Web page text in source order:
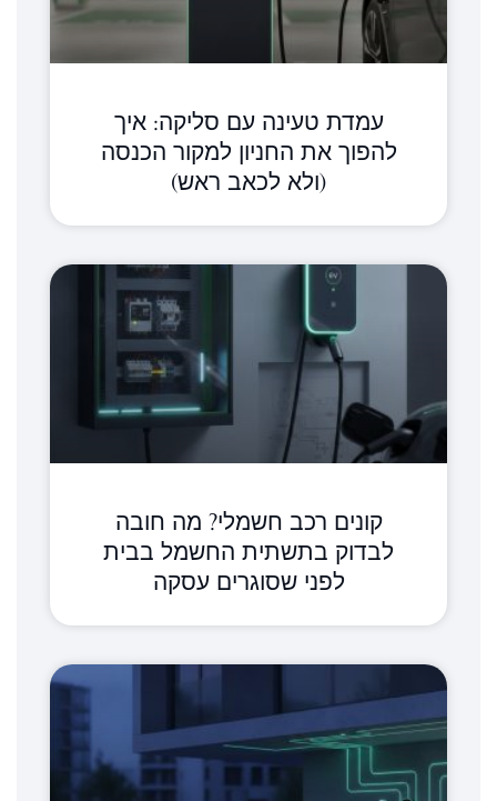
עמדת טעינה עם סליקה: איך
להפוך את החניון למקור הכנסה
(ולא לכאב ראש)
קונים רכב חשמלי? מה חובה
לבדוק בתשתית החשמל בבית
לפני שסוגרים עסקה